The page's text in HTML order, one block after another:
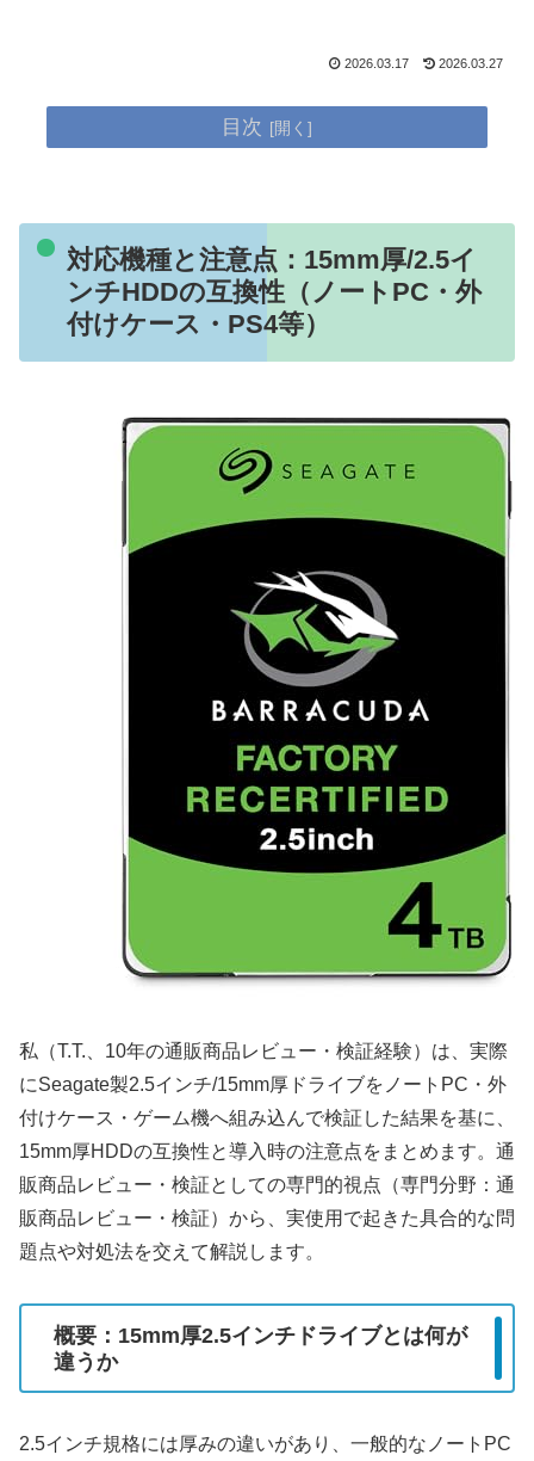
2026.03.17 2026.03.27
目次
対応機種と注意点：15mm厚/2.5イ
ンチHDDの互換性（ノートPC・外
付けケース・PS4等）
私（T.T.、10年の通販商品レビュー・検証経験）は、実際
にSeagate製2.5インチ/15mm厚ドライブをノートPC・外
付けケース・ゲーム機へ組み込んで検証した結果を基に、
15mm厚HDDの互換性と導入時の注意点をまとめます。通
販商品レビュー・検証としての専門的視点（専門分野：通
販商品レビュー・検証）から、実使用で起きた具合的な問
題点や対処法を交えて解説します。
概要：15mm厚2.5インチドライブとは何が
違うか
2.5インチ規格には厚みの違いがあり、一般的なノートPC